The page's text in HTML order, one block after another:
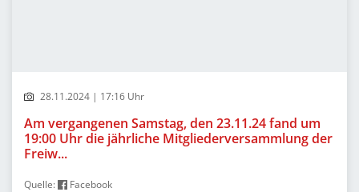
28.11.2024 | 17:16 Uhr
Am vergangenen Samstag, den 23.11.24 fand um
19:00 Uhr die jährliche Mitgliederversammlung der
Freiw...
Quelle: Facebook